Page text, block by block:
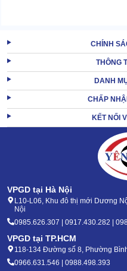
CHÍNH
THÔNG
DANH
CHẤP
KẾT NỐI
VPGD tại Hà Nội
L10-L06, Khu đô thị mới Dương
Nội
0985.626.307 | 0917.430.282 |
VPGD tại TP.HCM
118-134 Đường số 8, Phường
0966.631.546 | 0988.498.393